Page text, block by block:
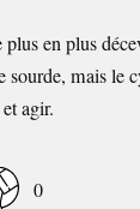
en plus
sourde, mais le
agir.
0